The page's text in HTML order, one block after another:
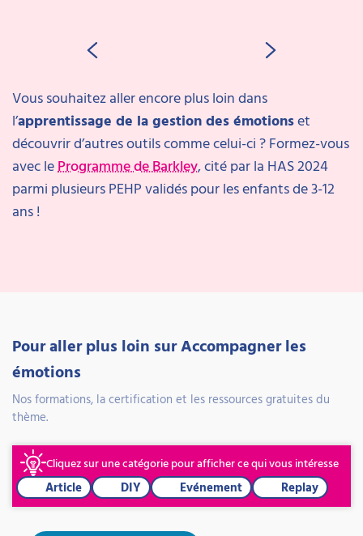
Vous souhaitez aller encore plus loin dans
l’apprentissage de la gestion des émotionset
découvrir d’autres outils comme celui-ci ? Formez-vous
avec leProgramme de Barkley, cité par la HAS 2024
parmi plusieurs PEHP validés pour les enfants de 3-12
ans !
Pour aller plus loin sur Accompagner les
émotions
Nos formations, la certification et les ressources gratuites du
thème.
Cliquez sur une catégorie pour afficher ce qui vous intéresse
Article DIY Evénement Replay